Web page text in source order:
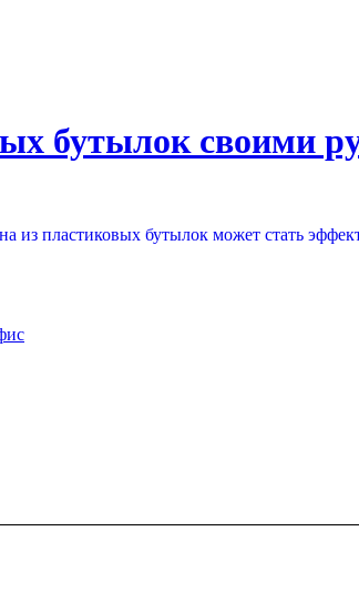
бутылок своими
из пластиковых бутылок может стать